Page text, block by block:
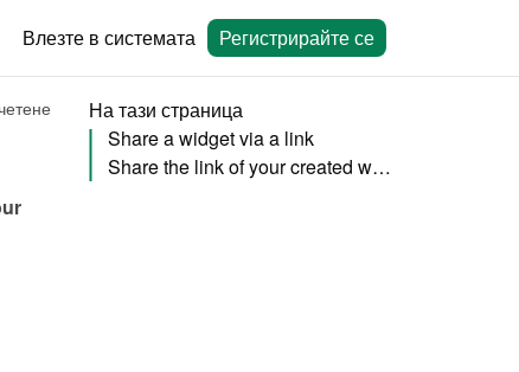
Влезте в системата Регистрирайте се
На тази страница
Share a widget via a link
Share the link of your created website (add-on)